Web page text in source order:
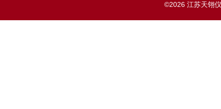
©2026 江苏天翎